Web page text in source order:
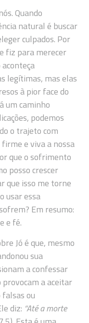
Quando
natural é buscar
culpados. Por
fiz para merecer
legítimas, mas elas
à pior face do
um caminho
podemos
o trajeto com
e viva a nossa
que o sofrimento
posso crescer
que isso me torne
usar essa
Em resumo:
e fé.
Jó é que, mesmo
sua
a confessar
provocam a aceitar
falsas ou
diz: “Até a morte